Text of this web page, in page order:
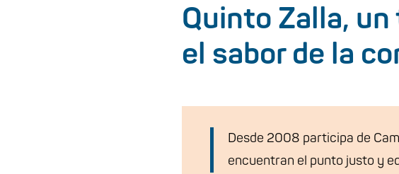
Quinto Zalla,
el sabor de la
Desde 2008 participa de
encuentran el punto justo y